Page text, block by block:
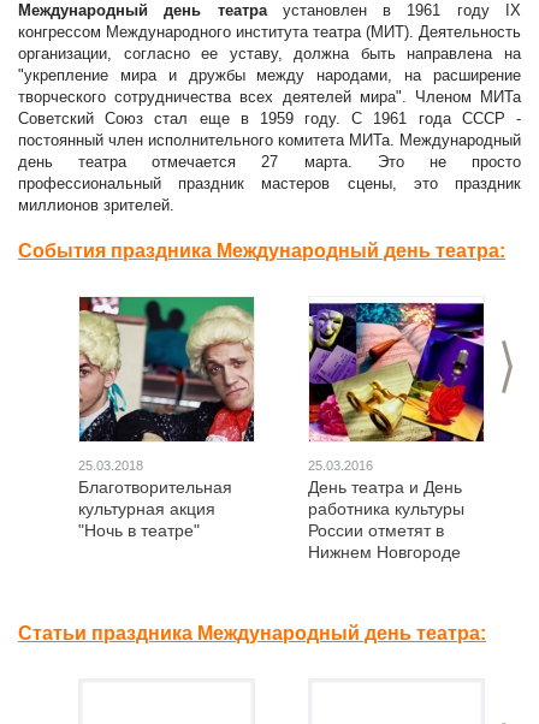
Международный день театраустановлен в 1961 году IX
конгрессом Международного института театра (МИТ). Деятельность
организации, согласно ее уставу, должна быть направлена на
"укрепление мира и дружбы между народами, на расширение
творческого сотрудничества всех деятелей мира". Членом МИТа
Советский Союз стал еще в 1959 году. С 1961 года СССР -
постоянный член исполнительного комитета МИТа. Международный
день театра отмечается 27 марта. Это не просто
профессиональный праздник мастеров сцены, это праздник
миллионов зрителей.
События праздника Международный день театра:
>
25.03.2018
Благотворительная
культурная акция
"Ночь в театре"
25.03.2016
День театра и День
работника культуры
России отметят в
Нижнем Новгороде
Статьи праздника Международный день театра: